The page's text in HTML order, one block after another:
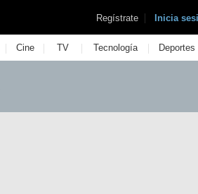
Regístrate | Inicia
| Cine | TV | Tecnología | Deportes